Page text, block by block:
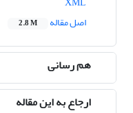
اصل مقاله
2.8 M
هم رسانی
ارجاع به این مقاله